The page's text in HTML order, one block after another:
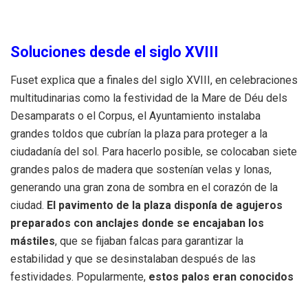
Soluciones desde el siglo XVIII
Fuset explica que a finales del siglo XVIII, en celebraciones
multitudinarias como la festividad de la Mare de Déu dels
Desamparats o el Corpus, el Ayuntamiento instalaba
grandes toldos que cubrían la plaza para proteger a la
ciudadanía del sol. Para hacerlo posible, se colocaban siete
grandes palos de madera que sostenían velas y lonas,
generando una gran zona de sombra en el corazón de la
ciudad. El pavimento de la plaza disponía de agujeros
preparados con anclajes donde se encajaban los
mástiles, que se fijaban falcas para garantizar la
estabilidad y que se desinstalaban después de las
festividades. Popularmente, estos palos eran conocidos